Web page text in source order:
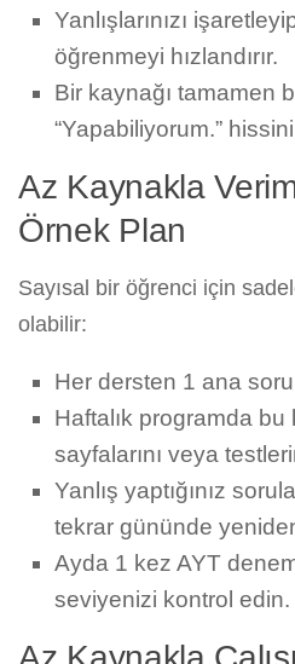
Yanlışlarınızı
öğrenmeyi hızlandırır.
Bir kaynağı tamamen
“Yapabiliyorum.”
Az Kaynakla
Örnek Plan
Sayısal bir öğrenci için
olabilir:
Her dersten 1 ana
Haftalık programda bu
sayfalarını veya
Yanlış yaptığınız
tekrar gününde
Ayda 1 kez AYT
seviyenizi kontrol edin.